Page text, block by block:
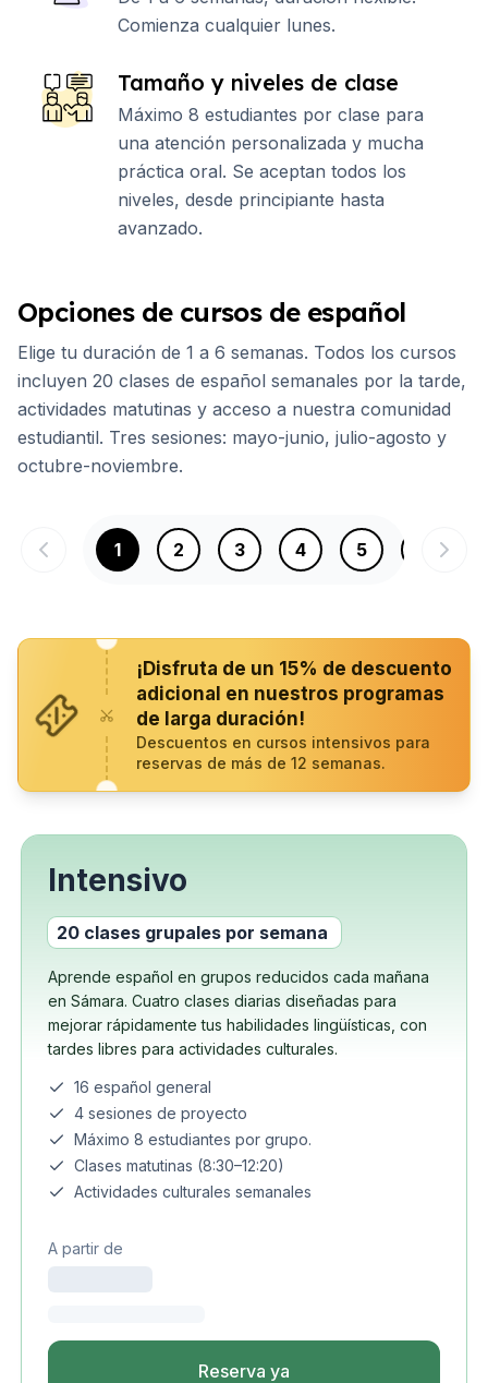
Comienza cualquier lunes.
Tamaño y niveles de clase
Máximo 8 estudiantes por clase para
una atención personalizada y mucha
práctica oral. Se aceptan todos los
niveles, desde principiante hasta
avanzado.
Opciones de cursos de español
Elige tu duración de 1 a 6 semanas. Todos los cursos
incluyen 20 clases de español semanales por la tarde,
actividades matutinas y acceso a nuestra comunidad
estudiantil. Tres sesiones: mayo-junio, julio-agosto y
octubre-noviembre.
1 2 3 4 5
¡Disfruta de un 15% de descuento
adicional en nuestros programas
de larga duración!
Descuentos en cursos intensivos para
reservas de más de 12 semanas.
Intensivo
20 clases grupales por semana
Aprende español en grupos reducidos cada mañana
en Sámara. Cuatro clases diarias diseñadas para
mejorar rápidamente tus habilidades lingüísticas, con
tardes libres para actividades culturales.
16 español general
4 sesiones de proyecto
Máximo 8 estudiantes por grupo.
Clases matutinas (8:30–12:20)
Actividades culturales semanales
A partir de
Reserva ya